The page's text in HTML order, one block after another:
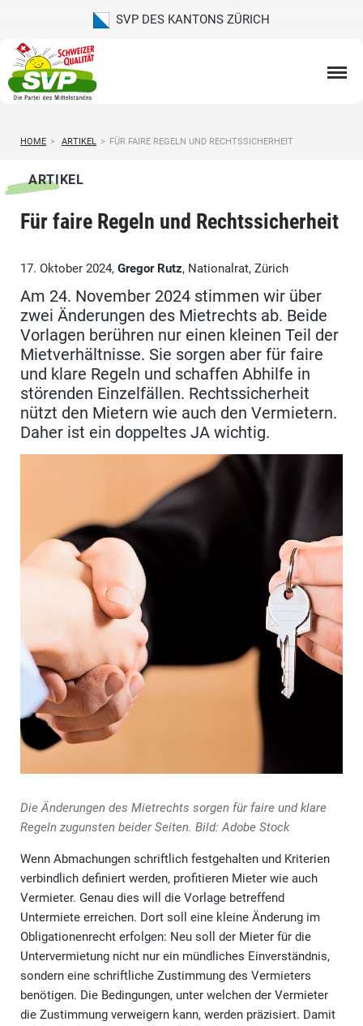
SVP DES KANTONS ZÜRICH
HOME > ARTIKEL > FÜR FAIRE REGELN UND RECHTSSICHERHEIT
ARTIKEL
Für faire Regeln und Rechtssicherheit
17. Oktober 2024, Gregor Rutz, Nationalrat, Zürich
Am 24. November 2024 stimmen wir über
zwei Änderungen des Mietrechts ab. Beide
Vorlagen berühren nur einen kleinen Teil der
Mietverhältnisse. Sie sorgen aber für faire
und klare Regeln und schaffen Abhilfe in
störenden Einzelfällen. Rechtssicherheit
nützt den Mietern wie auch den Vermietern.
Daher ist ein doppeltes JA wichtig.
Die Änderungen des Mietrechts sorgen für faire und klare
Regeln zugunsten beider Seiten. Bild: Adobe Stock
Wenn Abmachungen schriftlich festgehalten und Kriterien
verbindlich definiert werden, profitieren Mieter wie auch
Vermieter. Genau dies will die Vorlage betreffend
Untermiete erreichen. Dort soll eine kleine Änderung im
Obligationenrecht erfolgen: Neu soll der Mieter für die
Untervermietung nicht nur ein mündliches Einverständnis,
sondern eine schriftliche Zustimmung des Vermieters
benötigen. Die Bedingungen, unter welchen der Vermieter
die Zustimmung verweigern kann, werden präzisiert. Damit